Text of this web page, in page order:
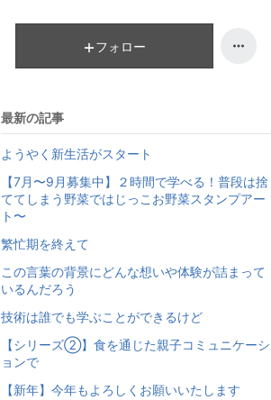
フォロー
最新の記事
ようやく新生活がスタート
【7月〜9月募集中】２時間で学べる！普段は捨
ててしまう野菜ではじっこお野菜スタンプアー
ト〜
繁忙期を終えて
この言葉の背景にどんな想いや体験が詰まって
いるんだろう
技術は誰でも学ぶことができるけど
【シリーズ②】食を通じた親子コミュニケーシ
ョンで
【新年】今年もよろしくお願いいたします